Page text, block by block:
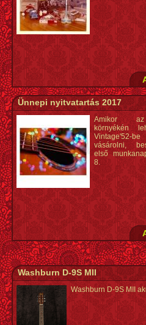
Ünnepi nyitvatartás 2017
Amikor
környékén
Vintage'52-
vásárolni,
első
8.
Washburn D-9S MII
Washburn D-9S MII